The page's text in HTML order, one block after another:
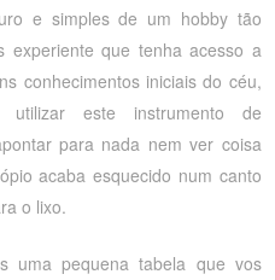
e simples de um hobby tão
experiente que tenha acesso a
conhecimentos iniciais do céu,
este instrumento de
para nada nem ver coisa
acaba esquecido num canto
o lixo.
uma pequena tabela que vos